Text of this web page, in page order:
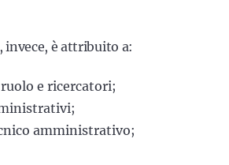
è attribuito a:
e ricercatori;
amministrativo;